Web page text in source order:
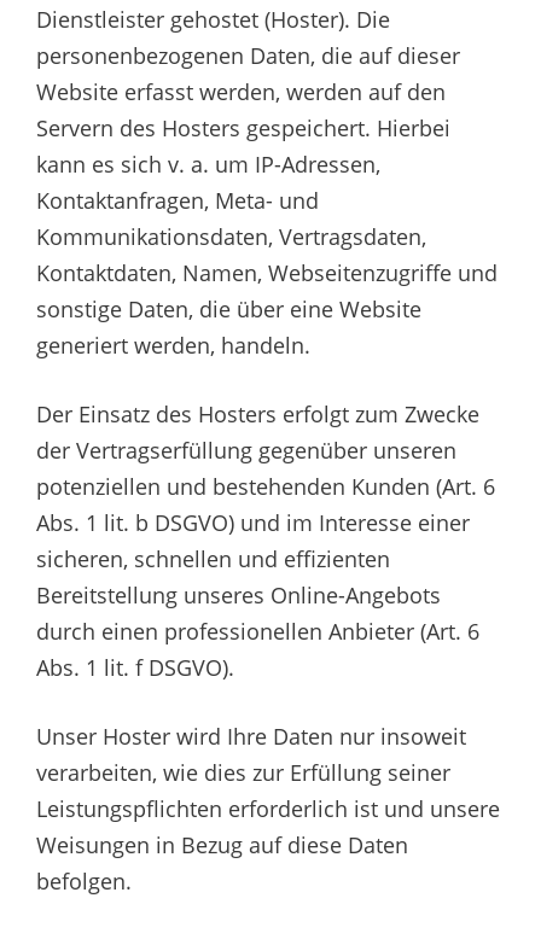
Dienstleister gehostet (Hoster). Die
personenbezogenen Daten, die auf dieser
Website erfasst werden, werden auf den
Servern des Hosters gespeichert. Hierbei
kann es sich v. a. um IP-Adressen,
Kontaktanfragen, Meta- und
Kommunikationsdaten, Vertragsdaten,
Kontaktdaten, Namen, Webseitenzugriffe und
sonstige Daten, die über eine Website
generiert werden, handeln.
Der Einsatz des Hosters erfolgt zum Zwecke
der Vertragserfüllung gegenüber unseren
potenziellen und bestehenden Kunden (Art. 6
Abs. 1 lit. b DSGVO) und im Interesse einer
sicheren, schnellen und effizienten
Bereitstellung unseres Online-Angebots
durch einen professionellen Anbieter (Art. 6
Abs. 1 lit. f DSGVO).
Unser Hoster wird Ihre Daten nur insoweit
verarbeiten, wie dies zur Erfüllung seiner
Leistungspflichten erforderlich ist und unsere
Weisungen in Bezug auf diese Daten
befolgen.